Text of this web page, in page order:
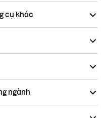
cụ khác
ngành